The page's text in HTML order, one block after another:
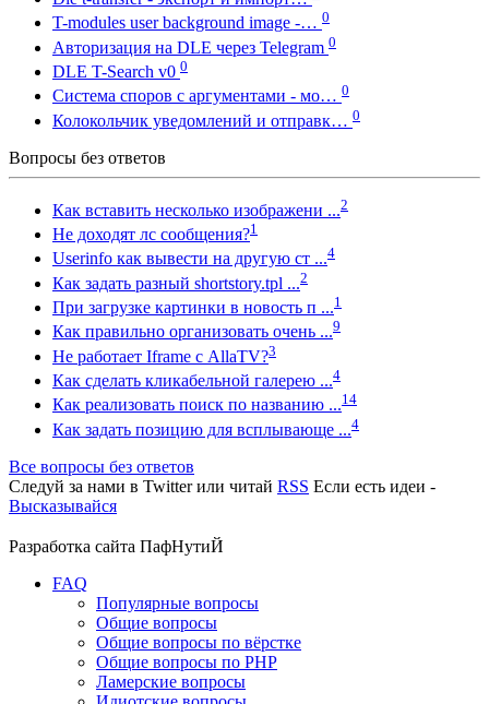
T-modules user background image -… 0
Авторизация на DLE через Telegram 0
DLE T-Search v0 0
Система споров с аргументами - мо… 0
Колокольчик уведомлений и отправк… 0
Вопросы без ответов
Как вставить несколько изображени ...2
Не доходят лс сообщения?1
Userinfo как вывести на другую ст ...4
Как задать разный shortstory.tpl ...2
При загрузке картинки в новость п ...1
Как правильно организовать очень ...9
Не работает Iframe с AllaTV?3
Как сделать кликабельной галерею ...4
Как реализовать поиск по названию ...14
Как задать позицию для всплывающе ...4
Все вопросы без ответов
Следуй за нами в Twitterили читай RSS Если есть идеи -
Высказывайся
Разработка сайта ПафНутиЙ
FAQ
Популярные вопросы
Общие вопросы
Общие вопросы по вёрстке
Общие вопросы по PHP
Ламерские вопросы